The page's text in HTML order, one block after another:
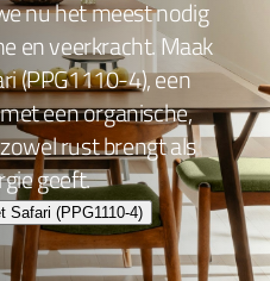
nu het meest nodig
en veerkracht. Maak
(PPG1110-4), een
een organische,
rust brengt als
geeft.
Safari (PPG1110-4)